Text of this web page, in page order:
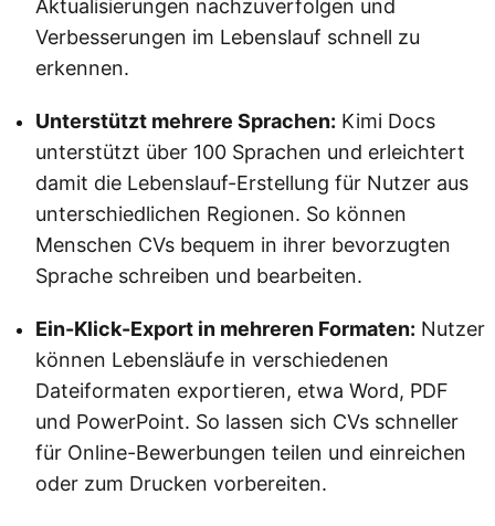
Aktualisierungen nachzuverfolgen und
Verbesserungen im Lebenslauf schnell zu
erkennen.
Unterstützt mehrere Sprachen: Kimi Docs
unterstützt über 100 Sprachen und erleichtert
damit die Lebenslauf-Erstellung für Nutzer aus
unterschiedlichen Regionen. So können
Menschen CVs bequem in ihrer bevorzugten
Sprache schreiben und bearbeiten.
Ein-Klick-Export in mehreren Formaten: Nutzer
können Lebensläufe in verschiedenen
Dateiformaten exportieren, etwa Word, PDF
und PowerPoint. So lassen sich CVs schneller
für Online-Bewerbungen teilen und einreichen
oder zum Drucken vorbereiten.